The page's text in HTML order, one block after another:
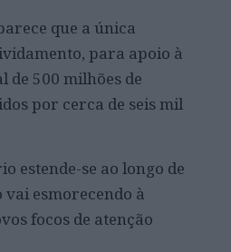
que a única
para apoio à
de 500 milhões de
por cerca de seis mil
estende-se ao longo de
vai esmorecendo à
focos de atenção